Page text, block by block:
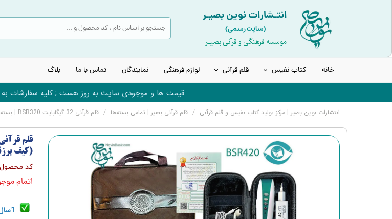
خانه کتاب نفیس
قرآن عروس | قرآن سفید
قرآن های رنگی | بدون قاب
کتاب ادعیه و مفاتیح
انواع حافظ نفیس
انواع شاهنامه نفیس
قلم قرآنی
انواع قلم هوشمند قرآنی
قلم قرآنی 8 گیگابایت نسل جدید
قلم قرآنی 32 گیگابایت نسل جدید
قلم قرآنی 64 گیگابایت نسل جدید
لوازم جانبی قلم هوشمند قرآنی
لوازم فرهنگی نمایندگان تماس با ما بلاگ
انتـشارات نوین بصیـر
موسسه فرهنگی و قرآنی بصیـر
(سایت رسمی)
قیمت ها و موجودی سایت به روز هست ; کلیه سفارشات به
انتشارات نوین بصیر | مرکز تولید کتاب نفیس و قلم قرآنی قلم قرآنی بصیر | تمامی بسته‌ها قلم قرآنی 32 گیگابایت BSR320 | بسته شماره 7 با قرآن 604 صفحه عثمان طه (کیف برزنتی)
(کیف
کد محصول:
اتمام